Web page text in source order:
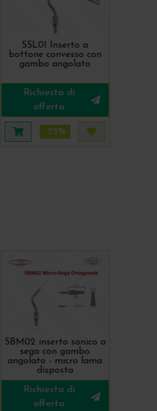
più tardi
SSL01 Inserto a
bottone convesso con
gambo angolato
Richiesta di
offerta
Aggiungi al carrello
-25%
Acquista più
SBM02 inserto sonico a
sega con gambo
angolato - micro lama
disposta
Ortogonalmente
Richiesta di
offerta